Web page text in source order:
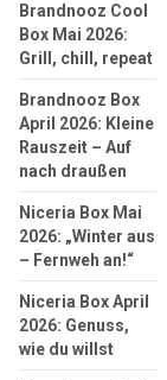
Brandnooz Cool
Box Mai 2026:
Grill, chill, repeat
Brandnooz Box
April 2026: Kleine
Rauszeit – Auf
nach draußen
Niceria Box Mai
2026: „Winter aus
– Fernweh an!“
Niceria Box April
2026: Genuss,
wie du willst